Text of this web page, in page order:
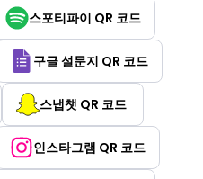
스포티파이 QR 코드
구글 설문지 QR 코드
스냅챗 QR 코드
인스타그램 QR 코드